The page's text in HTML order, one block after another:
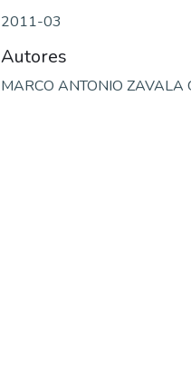
2011-03
Autores
MARCO ANTONIO ZAVALA